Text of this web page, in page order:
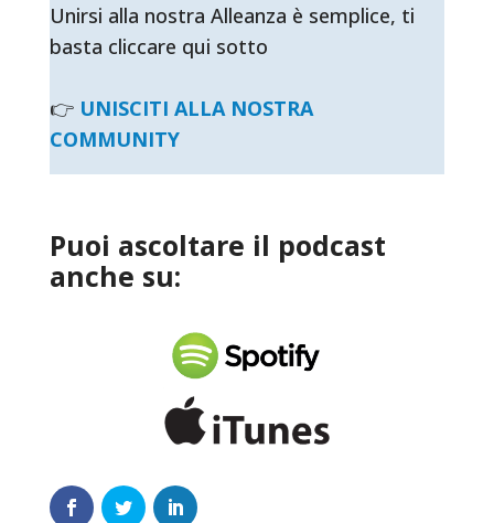
Unirsi alla nostra Alleanza è semplice, ti
basta cliccare qui sotto
👉 UNISCITI ALLA NOSTRA
COMMUNITY
Puoi ascoltare il podcast
anche su: